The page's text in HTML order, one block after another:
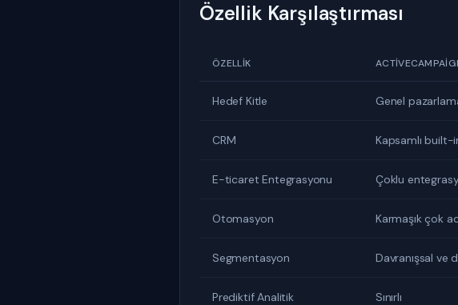
Özellik Karşılaştırması
ÖZELLIK
Hedef Kitle Genel
CRM Kapsamlı built-
E-ticaret Entegrasyonu Çoklu
Otomasyon Karmaşık çok
Segmentasyon Davranışsal ve
Prediktif Analitik Sınırlı